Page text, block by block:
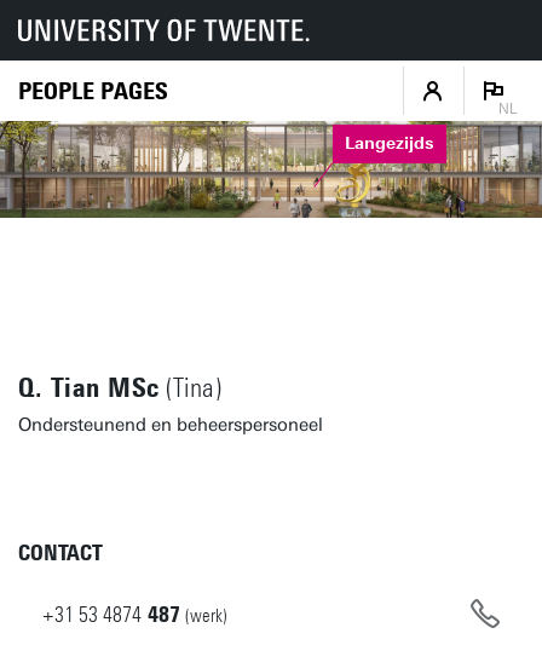
PEOPLE PAGES
NL
Langezijds
Q. Tian MSc (Tina)
Ondersteunend en beheerspersoneel
CONTACT
+31 53 4874 487 (werk)